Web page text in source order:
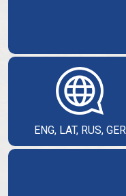
ENG, LAT, RUS, GER